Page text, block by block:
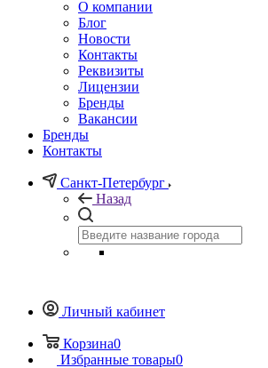
О компании
Блог
Новости
Контакты
Реквизиты
Лицензии
Бренды
Вакансии
Бренды
Контакты
Санкт-Петербург
Назад
Личный кабинет
Корзина0
Избранные товары0